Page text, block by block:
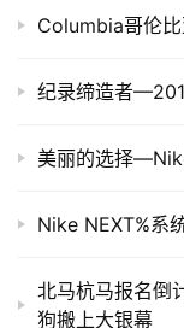
Columbia哥伦
纪录缔造者
美丽的选择
Nike NEXT%系
北马杭马报名倒
狗搬上大银幕